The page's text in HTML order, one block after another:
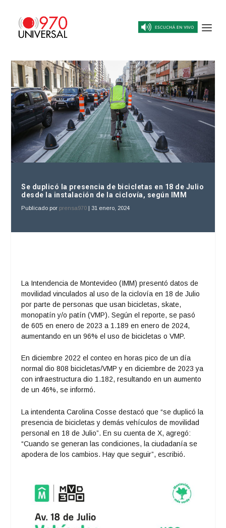
Se duplicó la presencia de bicicletas en 18 de Julio
desde la instalación de la ciclovía, según IMM
Publicado por prensa970 | 31 enero, 2024
La Intendencia de Montevideo (IMM) presentó datos de
movilidad vinculados al uso de la ciclovía en 18 de Julio
por parte de personas que usan bicicletas, skate,
monopatín y/o patín (VMP). Según el reporte, se pasó
de 605 en enero de 2023 a 1.189 en enero de 2024,
aumentando en un 96% el uso de bicicletas o VMP.
En diciembre 2022 el conteo en horas pico de un día
normal dio 808 bicicletas/VMP y en diciembre de 2023 ya
con infraestructura dio 1.182, resultando en un aumento
de un 46%, se informó.
La intendenta Carolina Cosse destacó que “se duplicó la
presencia de bicicletas y demás vehículos de movilidad
personal en 18 de Julio”. En su cuenta de X, agregó:
“Cuando se generan las condiciones, la ciudadanía se
apodera de los cambios. Hay que seguir”, escribió.